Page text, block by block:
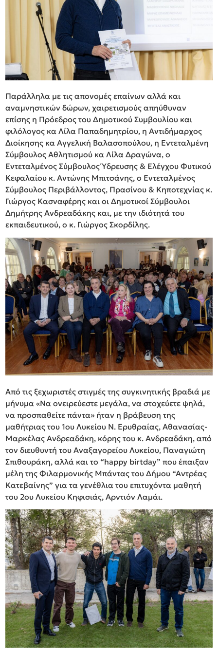
Παράλληλα με τις απονομές επαίνων αλλά και
αναμνηστικών δώρων, χαιρετισμούς απηύθυναν
επίσης η Πρόεδρος του Δημοτικού Συμβουλίου και
φιλόλογος κα Λίλα Παπαδημητρίου, η Αντιδήμαρχος
Διοίκησης κα Αγγελική Βαλασοπούλου, η Εντεταλμένη
Σύμβουλος Αθλητισμού κα Λίλα Δραγώνα, ο
Εντεταλμένος Σύμβουλος Ύδρευσης & Ελέγχου Φυτικού
Κεφαλαίου κ. Αντώνης Μπιτσάνης, ο Εντεταλμένος
Σύμβουλος Περιβάλλοντος, Πρασίνου & Κηποτεχνίας κ.
Γιώργος Κασναφέρης και οι Δημοτικοί Σύμβουλοι
Δημήτρης Ανδρεαδάκης και, με την ιδιότητά του
εκπαιδευτικού, ο κ. Γιώργος Σκορδίλης.
Από τις ξεχωριστές στιγμές της συγκινητικής βραδιά με
μήνυμα «Να ονειρεύεστε μεγάλα, να στοχεύετε ψηλά,
να προσπαθείτε πάντα» ήταν η βράβευση της
μαθήτριας του 1ου Λυκείου Ν. Ερυθραίας, Αθανασίας-
Μαρκέλας Ανδρεαδάκη, κόρης του κ. Ανδρεαδάκη, από
τον διευθυντή του Αναξαγορείου Λυκείου, Παναγιώτη
Σπιθουράκη, αλλά και το “happy birtday” που έπαιξαν
μέλη της Φιλαρμονικής Μπάντας του Δήμου “Αντρέας
Κατεβαίνης” για τα γενέθλια του επιτυχόντα μαθητή
του 2ου Λυκείου Κηφισιάς, Αρντιόν Λαμάι.